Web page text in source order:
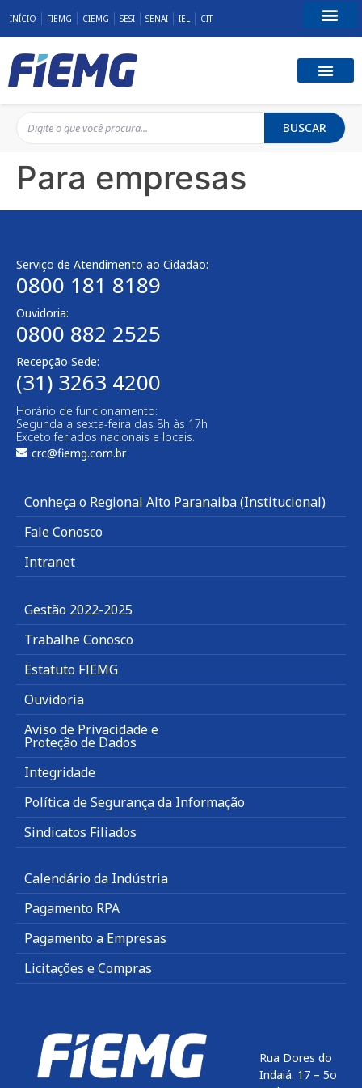
INÍCIO FIEMG CIEMG SESI SENAI IEL CIT
BUSCAR
Para empresas
Serviço de Atendimento ao Cidadão:
0800 181 8189
Ouvidoria:
0800 882 2525
Recepção Sede:
(31) 3263 4200
Horário de funcionamento:
Segunda a sexta-feira das 8h às 17h
Exceto feriados nacionais e locais.
crc@fiemg.com.br
Conheça o Regional Alto Paranaiba (Institucional)
Fale Conosco
Intranet
Gestão 2022-2025
Trabalhe Conosco
Estatuto FIEMG
Ouvidoria
Aviso de Privacidade e
Proteção de Dados
Integridade
Política de Segurança da Informação
Sindicatos Filiados
Calendário da Indústria
Pagamento RPA
Pagamento a Empresas
Licitações e Compras
Rua Dores do
Indaiá. 17 – 5o